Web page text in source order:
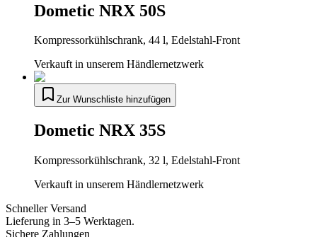
Dometic NRX 50S
Kompressorkühlschrank, 44 l, Edelstahl-Front
Verkauft in unserem Händlernetzwerk
Zur Wunschliste hinzufügen
Dometic NRX 35S
Kompressorkühlschrank, 32 l, Edelstahl-Front
Verkauft in unserem Händlernetzwerk
Schneller Versand
Lieferung in 3–5 Werktagen.
Sichere Zahlungen